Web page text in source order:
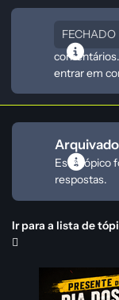
FECHADO
entrar em
Arquivado
Este tópico
respostas.
Ir para a lista de